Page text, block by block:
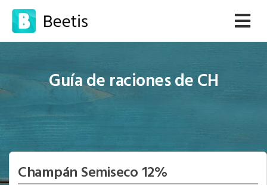
Guía de raciones de CH
Champán Semiseco 12%